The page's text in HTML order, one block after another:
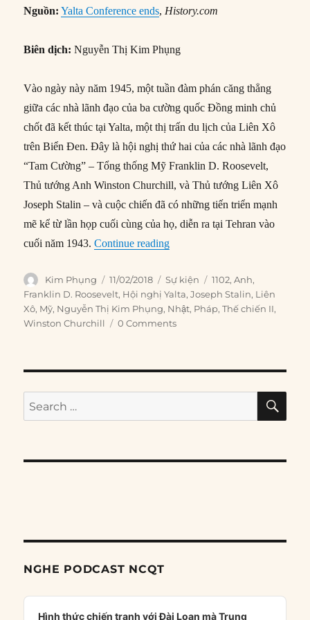
Nguồn: Yalta Conference ends, History.com
Biên dịch: Nguyễn Thị Kim Phụng
Vào ngày này năm 1945, một tuần đàm phán căng thẳng
giữa các nhà lãnh đạo của ba cường quốc Đồng minh chủ
chốt đã kết thúc tại Yalta, một thị trấn du lịch của Liên Xô
trên Biển Đen. Đây là hội nghị thứ hai của các nhà lãnh đạo
“Tam Cường” – Tổng thống Mỹ Franklin D. Roosevelt,
Thủ tướng Anh Winston Churchill, và Thủ tướng Liên Xô
Joseph Stalin – và cuộc chiến đã có những tiến triển mạnh
mẽ kể từ lần họp cuối cùng của họ, diễn ra tại Tehran vào
cuối năm 1943.Continue reading“11/02/1945: Hội nghị Yalta kết
Author
Kim Phụng
Posted
on
11/02/2018 Categories
Sự kiện Tags
1102,Anh,
Franklin D. Roosevelt, Hội nghị Yalta,Joseph Stalin, Liên
Xô, Mỹ, Nguyễn Thị Kim Phụng, Nhật, Pháp,Thế chiến II,
Winston Churchill
0 Comments
Search
for:
NGHE PODCAST NCQT
Audio
Player
Hình thức chiến tranh với Đài Loan mà Trung